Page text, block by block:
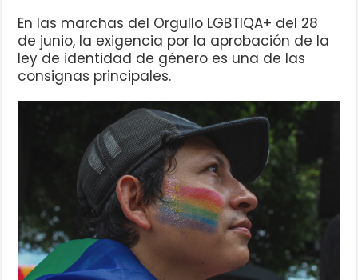
En las marchas del Orgullo LGBTIQA+ del 28
de junio, la exigencia por la aprobación de la
ley de identidad de género es una de las
consignas principales.